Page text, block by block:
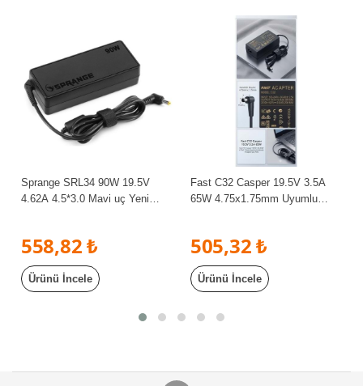
Sprange SRL34 90W 19.5V
4.62A 4.5*3.0 Mavi uç Yeni
558,82 ₺
Ürünü İncele
Fast C32 Casper 19.5V 3.5A
65W 4.75x1.75mm Uyumlu
505,32 ₺
Ürünü İncele